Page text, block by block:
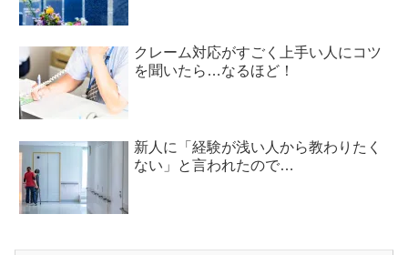
クレーム対応がすごく上手い人にコツ
を聞いたら…なるほど！
新人に「経験が浅い人から教わりたく
ない」と言われたので…